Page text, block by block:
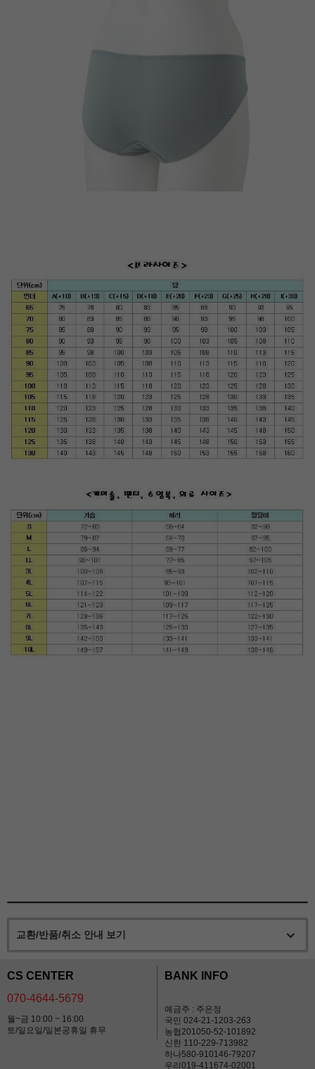
교환/반품/취소 안내 보기
CS CENTER
070-4644-5679
월~금 10:00 ~ 16:00
토/일요일/일본공휴일 휴무
BANK INFO
예금주 : 주은정
국민 024-21-1203-263
농협201050-52-101892
신한 110-229-713982
하나580-910146-79207
우리019-411674-02001